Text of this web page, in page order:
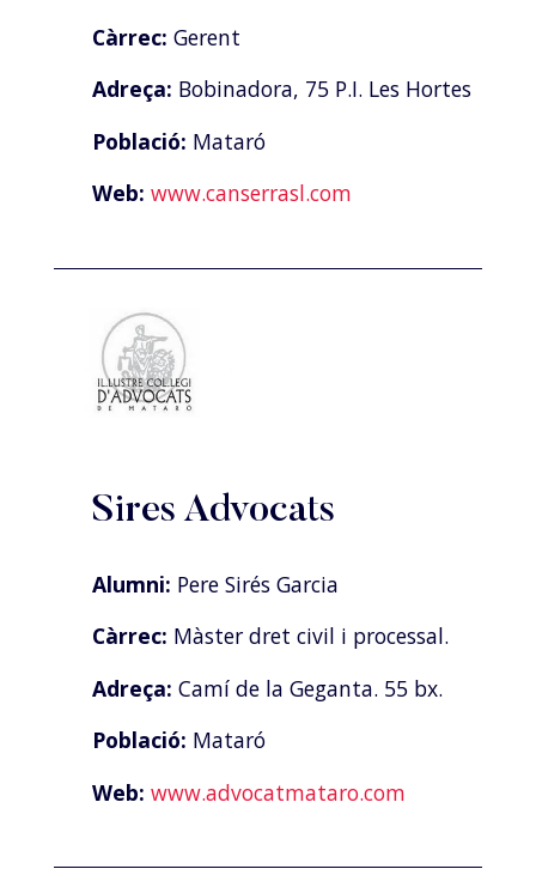
Càrrec: Gerent
Adreça: Bobinadora, 75 P.I. Les Hortes
Població: Mataró
Web: www.canserrasl.com
Sires Advocats
Alumni: Pere Sirés Garcia
Càrrec: Màster dret civil i processal.
Adreça: Camí de la Geganta. 55 bx.
Població: Mataró
Web: www.advocatmataro.com